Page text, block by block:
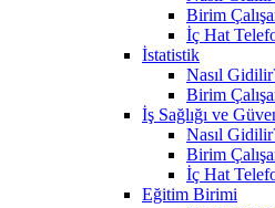
Birim
İç Hat
İstatistik
Nasıl
Birim
İş Sağlığı ve
Nasıl
Birim
İç Hat
Eğitim Birimi